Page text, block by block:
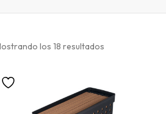
los 18 resultados